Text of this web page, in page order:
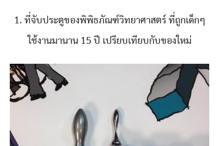
1. ที่จับประตูของพิพิธภัณฑ์วิทยาศาสตร์ ที่ถูกเด็กๆ
ใช้งานมานาน 15 ปี เปรียบเทียบกับของใหม่